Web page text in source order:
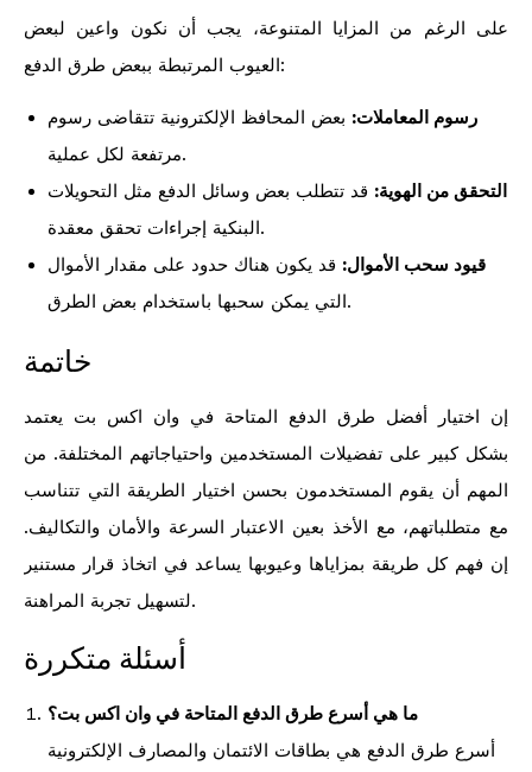
على الرغم من المزايا المتنوعة، يجب أن نكون واعين لبعض
العيوب المرتبطة ببعض طرق الدفع:
رسوم المعاملات: بعض المحافظ الإلكترونية تتقاضى رسوم
مرتفعة لكل عملية.
التحقق من الهوية: قد تتطلب بعض وسائل الدفع مثل التحويلات
البنكية إجراءات تحقق معقدة.
قيود سحب الأموال: قد يكون هناك حدود على مقدار الأموال
التي يمكن سحبها باستخدام بعض الطرق.
خاتمة
إن اختيار أفضل طرق الدفع المتاحة في وان اكس بت يعتمد
بشكل كبير على تفضيلات المستخدمين واحتياجاتهم المختلفة. من
المهم أن يقوم المستخدمون بحسن اختيار الطريقة التي تتناسب
مع متطلباتهم، مع الأخذ بعين الاعتبار السرعة والأمان والتكاليف.
إن فهم كل طريقة بمزاياها وعيوبها يساعد في اتخاذ قرار مستنير
لتسهيل تجربة المراهنة.
أسئلة متكررة
ما هي أسرع طرق الدفع المتاحة في وان اكس بت؟
أسرع طرق الدفع هي بطاقات الائتمان والمصارف الإلكترونية